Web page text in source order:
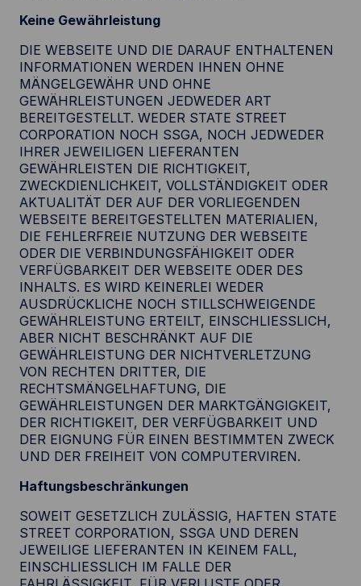
Keine Gewährleistung
DIE WEBSEITE UND DIE DARAUF ENTHALTENEN
INFORMATIONEN WERDEN IHNEN OHNE
MÄNGELGEWÄHR UND OHNE
GEWÄHRLEISTUNGEN JEDWEDER ART
BEREITGESTELLT. WEDER STATE STREET
CORPORATION NOCH SSGA, NOCH JEDWEDER
IHRER JEWEILIGEN LIEFERANTEN
GEWÄHRLEISTEN DIE RICHTIGKEIT,
ZWECKDIENLICHKEIT, VOLLSTÄNDIGKEIT ODER
AKTUALITÄT DER AUF DER VORLIEGENDEN
WEBSEITE BEREITGESTELLTEN MATERIALIEN,
DIE FEHLERFREIE NUTZUNG DER WEBSEITE
ODER DIE VERBINDUNGSFÄHIGKEIT ODER
VERFÜGBARKEIT DER WEBSEITE ODER DES
INHALTS. ES WIRD KEINERLEI WEDER
AUSDRÜCKLICHE NOCH STILLSCHWEIGENDE
GEWÄHRLEISTUNG ERTEILT, EINSCHLIESSLICH,
ABER NICHT BESCHRÄNKT AUF DIE
GEWÄHRLEISTUNG DER NICHTVERLETZUNG
VON RECHTEN DRITTER, DIE
RECHTSMÄNGELHAFTUNG, DIE
GEWÄHRLEISTUNGEN DER MARKTGÄNGIGKEIT,
DER RICHTIGKEIT, DER VERFÜGBARKEIT UND
DER EIGNUNG FÜR EINEN BESTIMMTEN ZWECK
UND DER FREIHEIT VON COMPUTERVIREN.
Haftungsbeschränkungen
SOWEIT GESETZLICH ZULÄSSIG, HAFTEN STATE
STREET CORPORATION, SSGA UND DEREN
JEWEILIGE LIEFERANTEN IN KEINEM FALL,
EINSCHLIESSLICH IM FALLE DER